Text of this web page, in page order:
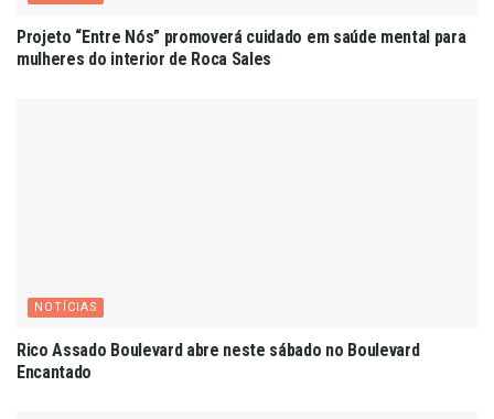
Projeto “Entre Nós” promoverá cuidado em saúde mental para
mulheres do interior de Roca Sales
NOTÍCIAS
Rico Assado Boulevard abre neste sábado no Boulevard
Encantado